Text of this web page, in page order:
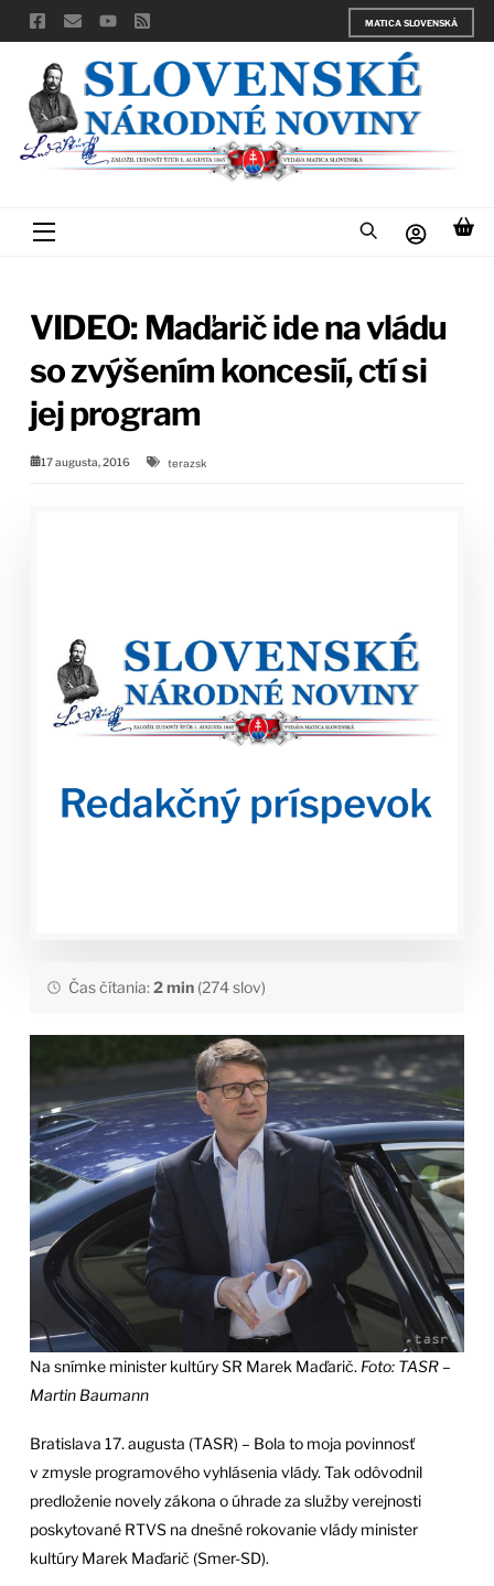
Skip
to
content
MATICA SLOVENSKÁ
Menu
VIDEO: Maďarič ide na vládu
so zvýšením koncesií, ctí si
jej program
17 augusta, 2016 terazsk
Čas čítania:2 min(274 slov)
Na snímke minister kultúry SR Marek Maďarič. Foto: TASR –
Martin Baumann
Bratislava 17. augusta (TASR) – Bola to moja povinnosť
v zmysle programového vyhlásenia vlády. Tak odôvodnil
predloženie novely zákona o úhrade za služby verejnosti
poskytované RTVS na dnešné rokovanie vlády minister
kultúry Marek Maďarič (Smer-SD).